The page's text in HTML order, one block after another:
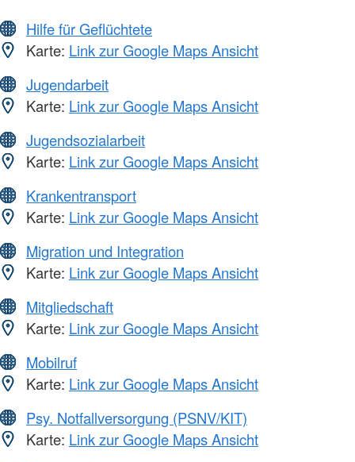
Hilfe für Geflüchtete
Karte: Link zur Google Maps Ansicht
Jugendarbeit
Karte: Link zur Google Maps Ansicht
Jugendsozialarbeit
Karte: Link zur Google Maps Ansicht
Krankentransport
Karte: Link zur Google Maps Ansicht
Migration und Integration
Karte: Link zur Google Maps Ansicht
Mitgliedschaft
Karte: Link zur Google Maps Ansicht
Mobilruf
Karte: Link zur Google Maps Ansicht
Psy. Notfallversorgung (PSNV/KIT)
Karte: Link zur Google Maps Ansicht